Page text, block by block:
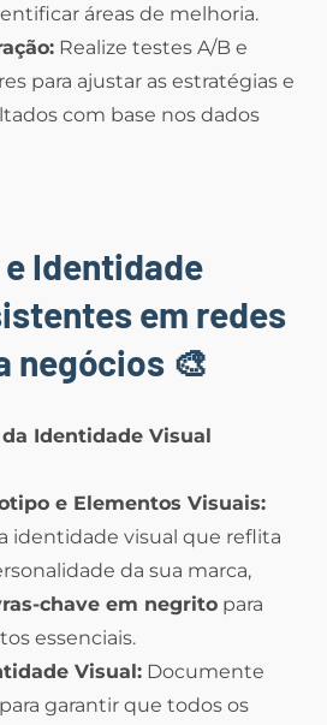
áreas de melhoria.
Realize testes A/B e
para ajustar as estratégias e
com base nos dados
Identidade
em redes
negócios 🎨
Identidade Visual
e Elementos Visuais:
identidade visual que reflita
da sua marca,
chave em negrito para
essenciais.
Visual: Documente
garantir que todos os